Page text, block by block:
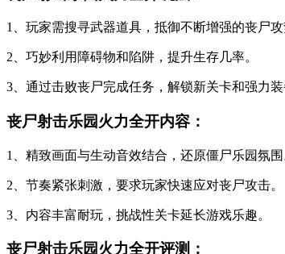
1、玩家需搜寻武器道具，抵御不断增强的丧尸攻
2、巧妙利用障碍物和陷阱，提升生存几率。
3、通过击败丧尸完成任务，解锁新关卡和强力装
丧尸射击乐园火力全开内容：
1、精致画面与生动音效结合，还原僵尸乐园氛围
2、节奏紧张刺激，要求玩家快速应对丧尸攻击。
3、内容丰富耐玩，挑战性关卡延长游戏乐趣。
丧尸射击乐园火力全开评测：